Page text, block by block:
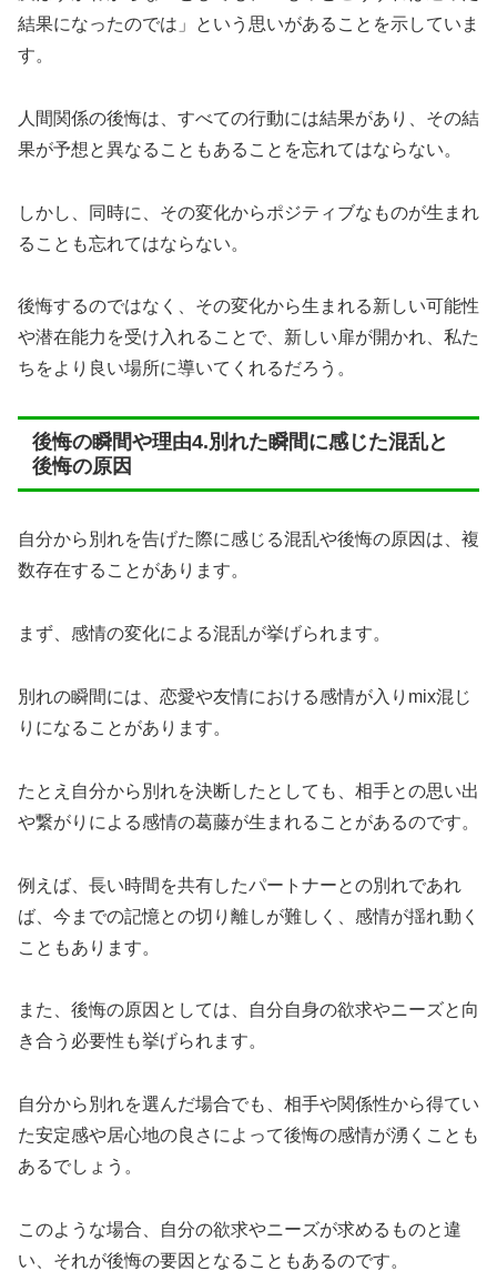
結果になったのでは」という思いがあることを示していま
す。
人間関係の後悔は、すべての行動には結果があり、その結
果が予想と異なることもあることを忘れてはならない。
しかし、同時に、その変化からポジティブなものが生まれ
ることも忘れてはならない。
後悔するのではなく、その変化から生まれる新しい可能性
や潜在能力を受け入れることで、新しい扉が開かれ、私た
ちをより良い場所に導いてくれるだろう。
後悔の瞬間や理由4.別れた瞬間に感じた混乱と
後悔の原因
自分から別れを告げた際に感じる混乱や後悔の原因は、複
数存在することがあります。
まず、感情の変化による混乱が挙げられます。
別れの瞬間には、恋愛や友情における感情が入りmix混じ
りになることがあります。
たとえ自分から別れを決断したとしても、相手との思い出
や繋がりによる感情の葛藤が生まれることがあるのです。
例えば、長い時間を共有したパートナーとの別れであれ
ば、今までの記憶との切り離しが難しく、感情が揺れ動く
こともあります。
また、後悔の原因としては、自分自身の欲求やニーズと向
き合う必要性も挙げられます。
自分から別れを選んだ場合でも、相手や関係性から得てい
た安定感や居心地の良さによって後悔の感情が湧くことも
あるでしょう。
このような場合、自分の欲求やニーズが求めるものと違
い、それが後悔の要因となることもあるのです。